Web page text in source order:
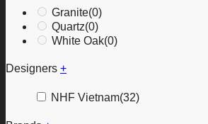
Granite(0)
Quartz(0)
White Oak(0)
Designers +
NHF Vietnam(32)